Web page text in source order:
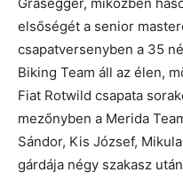
elsőségét a senior
csapatversenyben a 35
Biking Team áll az élen,
Fiat Rotwild csapata
mezőnyben a Merida
Sándor, Kis József,
gárdája négy szakasz